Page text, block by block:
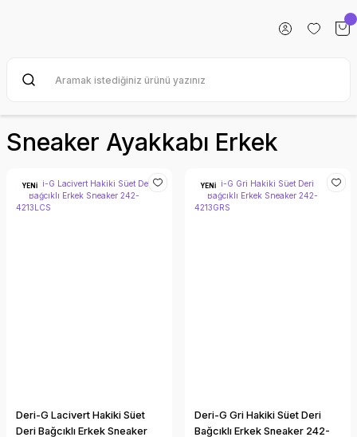
Sneaker Ayakkabı Erkek
YENİ
Deri-G Lacivert Hakiki Süet
Deri Bağcıklı Erkek Sneaker
YENİ
Deri-G Gri Hakiki Süet Deri
Bağcıklı Erkek Sneaker 242-